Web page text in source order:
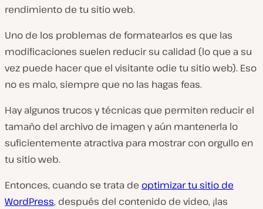
rendimiento de tu sitio web.
Uno de los problemas de formatearlos es que las
modificaciones suelen reducir su calidad (lo que a su
vez puede hacer que el visitante odie tu sitio web). Eso
no es malo, siempre que no las hagas feas.
Hay algunos trucos y técnicas que permiten reducir el
tamaño del archivo de imagen y aún mantenerla lo
suficientemente atractiva para mostrar con orgullo en
tu sitio web.
Entonces, cuando se trata de optimizar tu sitio de
WordPress, después del contenido de video, ¡las